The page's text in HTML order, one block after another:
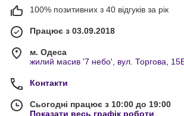
100% позитивних з 40 відгуків за рік
Працює з 03.09.2018
м. Одеса
жилий масив '7 небо', вул. Торгова,
Контакти
Сьогодні працює з 10:00 до 19:00
Показати весь графік роботи